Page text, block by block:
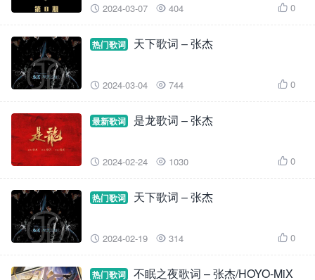
 2024-03-07  404  0
热门歌词 天下歌词 – 张杰
 2024-03-04  744  0
最新歌词 是龙歌词 – 张杰
 2024-02-24  1030  0
热门歌词 天下歌词 – 张杰
 2024-02-19  314  0
热门歌词 不眠之夜歌词 – 张杰/HOYO-MiX